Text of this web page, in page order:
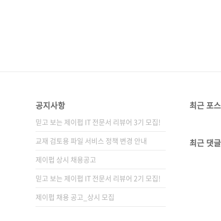
공지사항
믿고 보는 제이펍 IT 전문서 리뷰어 3기 모집!
교재 검토용 파일 서비스 정책 변경 안내
제이펍 상시 채용공고
믿고 보는 제이펍 IT 전문서 리뷰어 2기 모집!
제이펍 채용 공고_상시 모집
최근 포
최근 댓글